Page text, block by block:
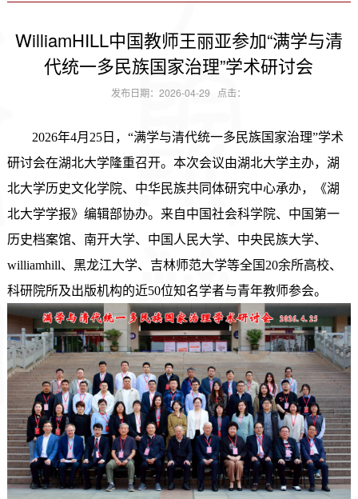
WilliamHILL中国教师王丽亚参加“满学与清
代统一多民族国家治理”学术研讨会
发布日期：2026-04-29 点击：
2026年4月25日，“满学与清代统一多民族国家治理”学术
研讨会在湖北大学隆重召开。本次会议由湖北大学主办，湖
北大学历史文化学院、中华民族共同体研究中心承办，《湖
北大学学报》编辑部协办。来自中国社会科学院、中国第一
历史档案馆、南开大学、中国人民大学、中央民族大学、
williamhill、黑龙江大学、吉林师范大学等全国20余所高校、
科研院所及出版机构的近50位知名学者与青年教师参会。